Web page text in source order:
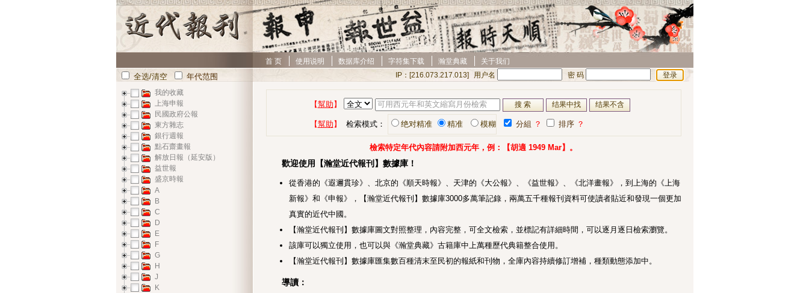
首 页 使用说明 数据库介绍 字符集下载 瀚堂典藏 关于我们
全选/清空 年代范围
我的收藏
上海申報
民國政府公報
東方雜志
銀行週報
點石齋畫報
解放日報（延安版）
益世報
盛京時報
A
B
C
D
E
F
G
H
J
K
IP：[216.073.217.013] 用户名 密 码
【幫助 】
【幫助 】 检索模式： 绝对精准 精准 模糊 分組 ？ 排序 ？
檢索特定年代內容請附加西元年，例：【胡適 1949 Mar】。
歡迎使用【瀚堂近代報刊】數據庫！
從香港的《遐邇貫珍》、北京的《順天時報》、天津的《大公報》、《益世報》、《北洋畫報》，到上海的《上海
新報》和《申報》，【瀚堂近代報刊】數據庫3000多萬筆記錄，兩萬五千種報刊資料可使讀者貼近和發現一個更加
真實的近代中國。
【瀚堂近代報刊】數據庫圖文對照整理，內容完整，可全文檢索，並標記有詳細時間，可以逐月逐日檢索瀏覽。
該庫可以獨立使用，也可以與《瀚堂典藏》古籍庫中上萬種歷代典籍整合使用。
【瀚堂近代報刊】數據庫匯集數百種清末至民初的報紙和刊物，全庫內容持續修訂增補，種類動態添加中。
導讀：